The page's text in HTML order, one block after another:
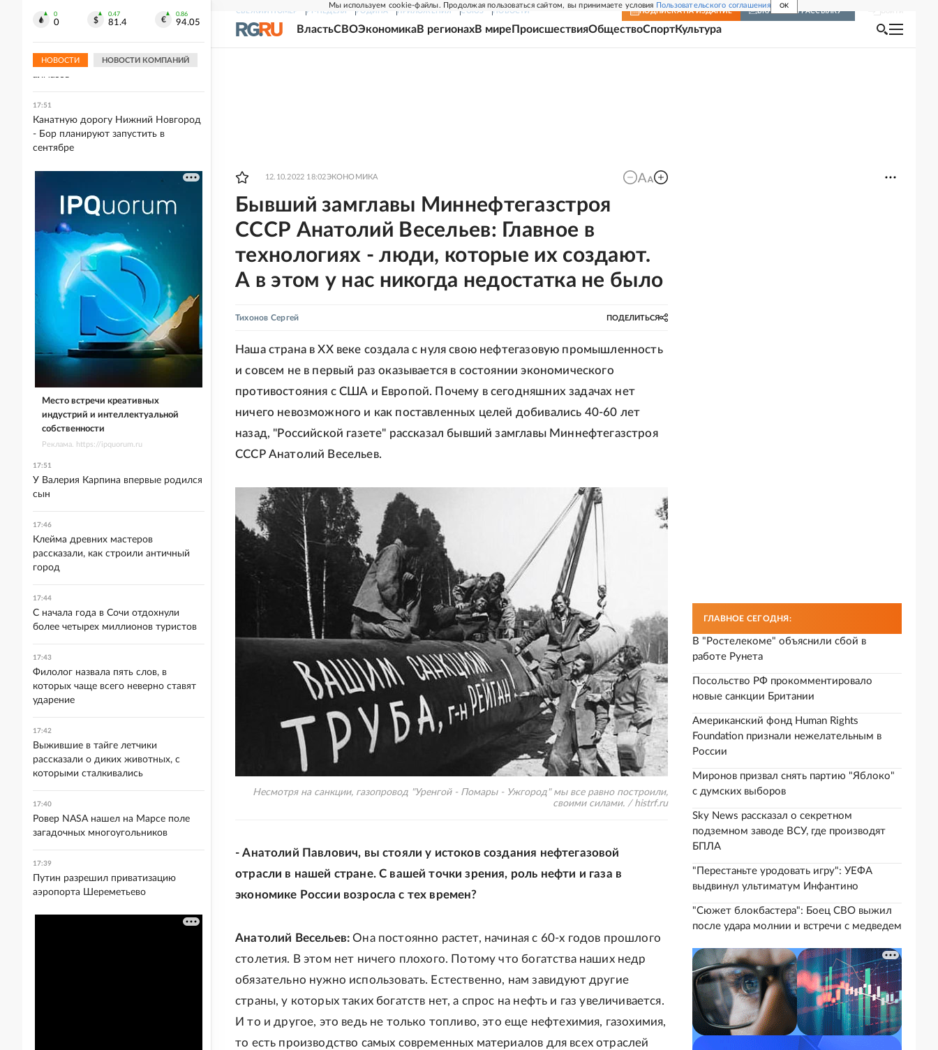
Мы используем cookie-файлы. Продолжая пользоваться сайтом, вы принимаете условия Пользовательского соглашения OK
СВЕЖИЙ НОМЕР РГ-НЕДЕЛЯ РОДИНА ПРИЛОЖЕНИЯ СОЮЗ НОВОСТИ ПОДПИСКА НА ИЗДАНИЕ ВКЛЮЧИТЬ РАССЫЛКУ
ВластьСВОЭкономикаВ регионахВ мире ПроисшествияОбществоСпортКультура
12.10.2022 18:02ЭКОНОМИКА
Бывший замглавы Миннефтегазстроя
СССР Анатолий Весельев: Главное в
технологиях - люди, которые их создают.
А в этом у нас никогда недостатка не было
Тихонов Сергей ПОДЕЛИТЬСЯ
Наша страна в XX веке создала с нуля свою нефтегазовую промышленность
и совсем не в первый раз оказывается в состоянии экономического
противостояния с США и Европой. Почему в сегодняшних задачах нет
ничего невозможного и как поставленных целей добивались 40-60 лет
назад, "Российской газете" рассказал бывший замглавы Миннефтегазстроя
СССР Анатолий Весельев.
Несмотря на санкции, газопровод "Уренгой - Помары - Ужгород" мы все равно построили,
своими силами. / histrf.ru
- Анатолий Павлович, вы стояли у истоков создания нефтегазовой
отрасли в нашей стране. С вашей точки зрения, роль нефти и газа в
экономике России возросла с тех времен?
Анатолий Весельев: Она постоянно растет, начиная с 60-х годов прошлого
столетия. В этом нет ничего плохого. Потому что богатства наших недр
обязательно нужно использовать. Естественно, нам завидуют другие
страны, у которых таких богатств нет, а спрос на нефть и газ увеличивается.
И то и другое, это ведь не только топливо, это еще нефтехимия, газохимия,
то есть производство самых современных материалов для всех отраслей
ГЛАВНОЕ СЕГОДНЯ:
В "Ростелекоме" объяснили сбой в
работе Рунета
Посольство РФ прокомментировало
новые санкции Британии
Американский фонд Human Rights
Foundation признали нежелательным в
России
Миронов призвал снять партию "Яблоко"
с думских выборов
Sky News рассказал о секретном
подземном заводе ВСУ, где производят
БПЛА
"Перестаньте уродовать игру": УЕФА
выдвинул ультиматум Инфантино
"Сюжет блокбастера": Боец СВО выжил
после удара молнии и встречи с медведем
0
0
0.47
81.4
0.86
94.05
НОВОСТИ НОВОСТИ КОМПАНИЙ
под Смоленском кластер по огранке
алмазов
17:51
Канатную дорогу Нижний Новгород
- Бор планируют запустить в
сентябре
Место встречи креативных
индустрий и интеллектуальной
собственности
Реклама. https://ipquorum.ru
17:51
У Валерия Карпина впервые родился
сын
17:46
Клейма древних мастеров
рассказали, как строили античный
город
17:44
С начала года в Сочи отдохнули
более четырех миллионов туристов
17:43
Филолог назвала пять слов, в
которых чаще всего неверно ставят
ударение
17:42
Выжившие в тайге летчики
рассказали о диких животных, с
которыми сталкивались
17:40
Ровер NASA нашел на Марсе поле
загадочных многоугольников
17:39
Путин разрешил приватизацию
аэропорта Шереметьево